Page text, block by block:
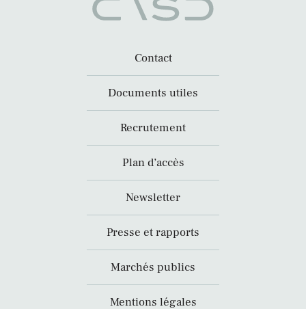
Contact
Documents utiles
Recrutement
Plan d’accès
Newsletter
Presse et rapports
Marchés publics
Mentions légales